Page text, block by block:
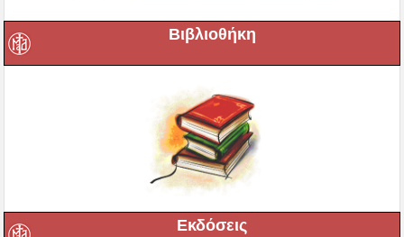
Βιβλιοθήκη
Εκδόσεις